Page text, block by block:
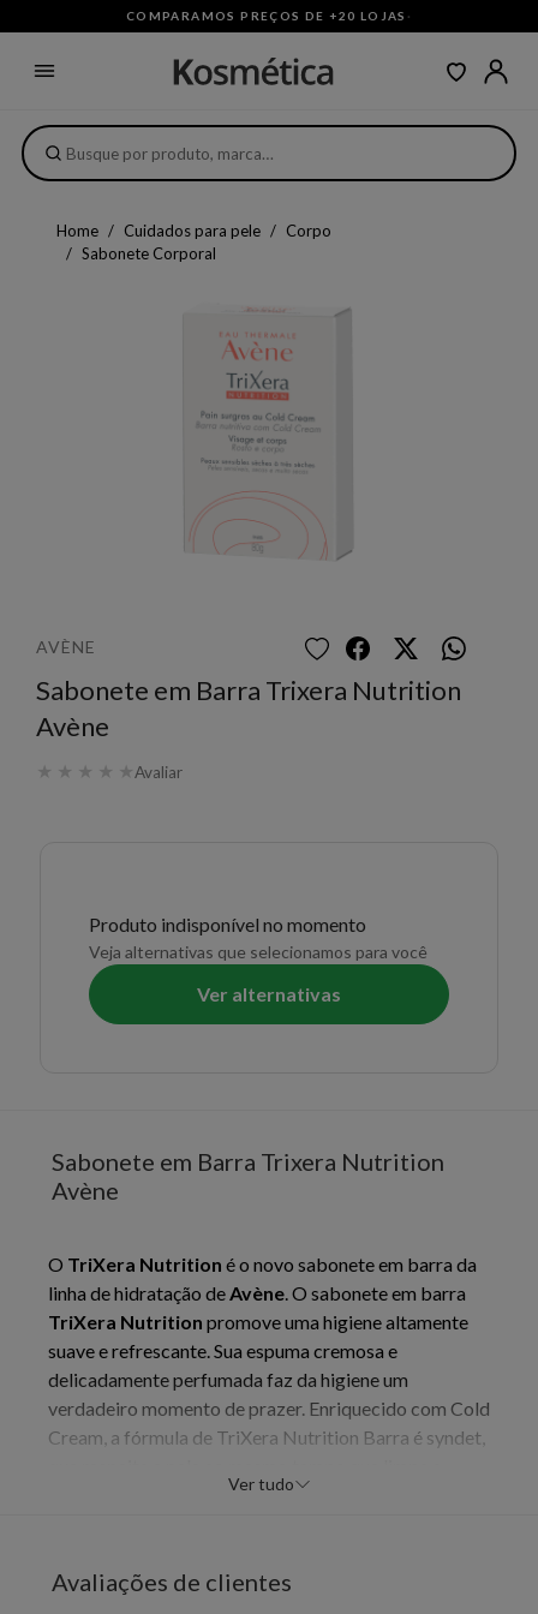
COMPARAMOS PREÇOS DE +20 LOJAS ·
Home Cuidados para pele
Corpo
Sabonete Corporal
AVÈNE
Sabonete em Barra Trixera Nutrition
Avène
★ ★ ★ ★ ★Avaliar
Produto indisponível no momento
Veja alternativas que selecionamos para você
Ver alternativas
Sabonete em Barra Trixera Nutrition
Avène
O TriXera Nutrition é o novo sabonete em barra da
linha de hidratação deAvène. O sabonete em barra
TriXera Nutrition promove uma higiene altamente
suave e refrescante. Sua espuma cremosa e
delicadamente perfumada faz da higiene um
verdadeiro momento de prazer. Enriquecido com Cold
Cream, a fórmula de TriXera Nutrition Barra é syndet,
A história da marca
nascente de água, alcançando a cura. Assim foram
Ver tudo
Avaliações de clientes